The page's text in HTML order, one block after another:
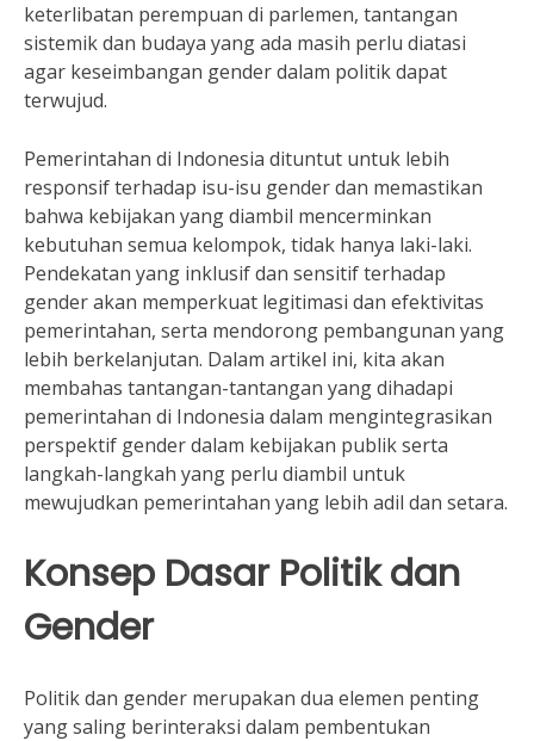
keterlibatan perempuan di parlemen, tantangan
sistemik dan budaya yang ada masih perlu diatasi
agar keseimbangan gender dalam politik dapat
terwujud.
Pemerintahan di Indonesia dituntut untuk lebih
responsif terhadap isu-isu gender dan memastikan
bahwa kebijakan yang diambil mencerminkan
kebutuhan semua kelompok, tidak hanya laki-laki.
Pendekatan yang inklusif dan sensitif terhadap
gender akan memperkuat legitimasi dan efektivitas
pemerintahan, serta mendorong pembangunan yang
lebih berkelanjutan. Dalam artikel ini, kita akan
membahas tantangan-tantangan yang dihadapi
pemerintahan di Indonesia dalam mengintegrasikan
perspektif gender dalam kebijakan publik serta
langkah-langkah yang perlu diambil untuk
mewujudkan pemerintahan yang lebih adil dan setara.
Konsep Dasar Politik dan
Gender
Politik dan gender merupakan dua elemen penting
yang saling berinteraksi dalam pembentukan